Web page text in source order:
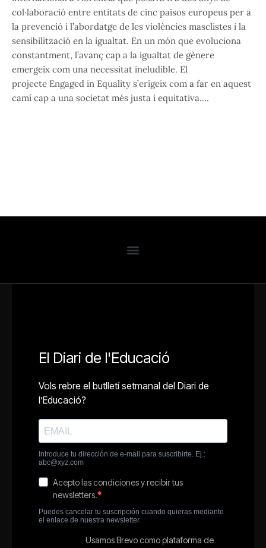
col·laboració entre entitats de cinc països europeus per a
la prevenció i l’abordatge de les violències masclistes i la
sensibilització en la igualtat. En un món que evoluciona
constantment, l’avanç cap a la igualtat de gènere
emergeix com una necessitat ineludible. El
projecte Engaged in Equality s’erigeix com a far en aquest
camí cap a una societat més justa i equitativa.…